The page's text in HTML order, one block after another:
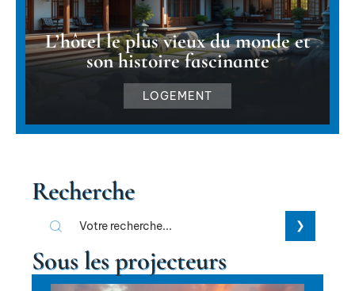
L’hôtel le plus vieux du monde et
son histoire fascinante
LOGEMENT
Recherche
Sous les projecteurs